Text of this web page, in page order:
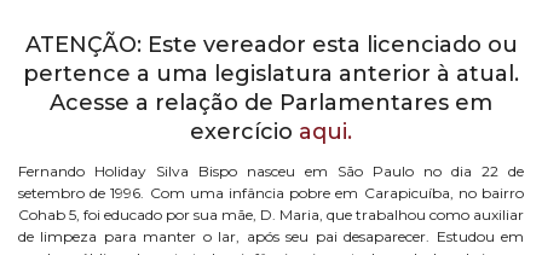
ATENÇÃO: Este vereador esta licenciado ou
pertence a uma legislatura anterior à atual.
Acesse a relação de Parlamentares em
exercício aqui.
Fernando Holiday Silva Bispo nasceu em São Paulo no dia 22 de
setembro de 1996. Com uma infância pobre em Carapicuíba, no bairro
Cohab 5, foi educado por sua mãe, D. Maria, que trabalhou como auxiliar
de limpeza para manter o lar, após seu pai desaparecer. Estudou em